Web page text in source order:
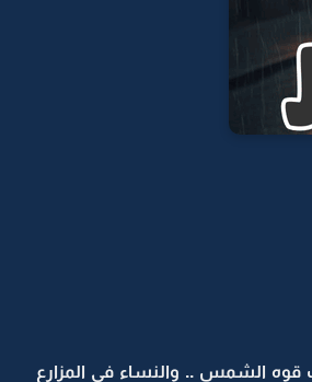
قوه الشمس .. والنساء في المزارع